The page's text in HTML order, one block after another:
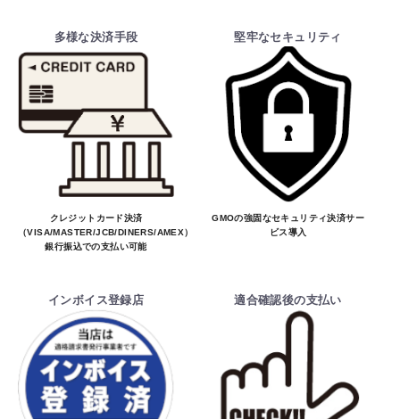
多様な決済手段
クレジットカード決済
（VISA/MASTER/JCB/DINERS/AMEX）、
銀行振込での支払い可能
堅牢なセキュリティ
GMOの強固なセキュリティ決済サー
ビス導入
インボイス登録店 適合確認後の支払い